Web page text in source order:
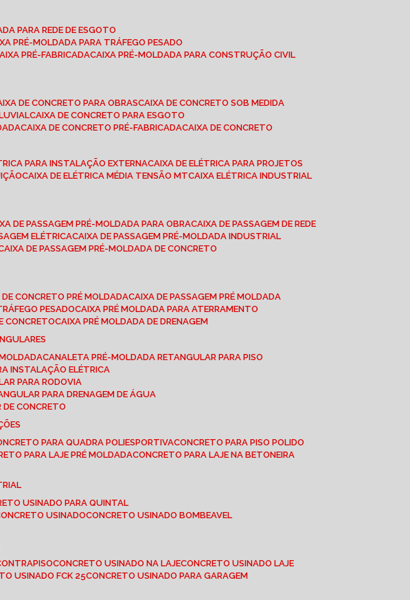
PARA REDE DE ESGOTO
PRÉ-MOLDADA PARA TRÁFEGO PESADO
CAIXA PRÉ-FABRICADA CAIXA PRÉ-MOLDADA PARA CONSTRUÇÃO CIVIL
DE CONCRETO PARA OBRAS
CAIXA DE CONCRETO SOB MEDIDA
CAIXA DE CONCRETO PARA ESGOTO
CAIXA DE CONCRETO PRÉ-FABRICADA CAIXA DE CONCRETO
PARA INSTALAÇÃO EXTERNA CAIXA DE ELÉTRICA PARA PROJETOS
CAIXA DE ELÉTRICA MÉDIA TENSÃO MT CAIXA ELÉTRICA INDUSTRIAL
DE PASSAGEM PRÉ-MOLDADA PARA OBRA CAIXA DE PASSAGEM DE REDE
ELÉTRICA CAIXA DE PASSAGEM PRÉ-MOLDADA INDUSTRIAL
CAIXA DE PASSAGEM PRÉ-MOLDADA DE CONCRETO
DE CONCRETO PRÉ MOLDADA CAIXA DE PASSAGEM PRÉ MOLDADA
PESADO
CAIXA PRÉ MOLDADA PARA ATERRAMENTO
CONCRETO CAIXA PRÉ MOLDADA DE DRENAGEM
CANALETA PRÉ-MOLDADA RETANGULAR PARA PISO
INSTALAÇÃO ELÉTRICA
PARA RODOVIA
PARA DRENAGEM DE ÁGUA
DE CONCRETO
PARA QUADRA POLIESPORTIVA
CONCRETO PARA PISO POLIDO
PARA LAJE PRÉ MOLDADA CONCRETO PARA LAJE NA BETONEIRA
USINADO PARA QUINTAL
USINADO CONCRETO USINADO BOMBEAVEL
CONCRETO USINADO NA LAJE CONCRETO USINADO LAJE
USINADO FCK 25 CONCRETO USINADO PARA GARAGEM